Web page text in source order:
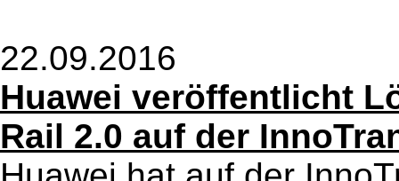
22.09.2016
Huawei veröffentlicht
Rail 2.0 auf der